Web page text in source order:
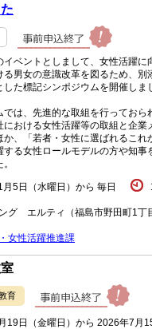
ベントとしまして、女性活躍に
る男女の意識改革を図るため、別
た標記シンポジウムを開催しま
は、先進的な取組を行っておら
における女性活躍等の取組と企業
か、「若者・女性に選ばれるこれ
する女性ロールモデルの方や知事
5日（水曜日）から 毎日
グ エルティ（福島市野田町1丁
女性活躍推進課
育
19日（金曜日）から 2026年7月